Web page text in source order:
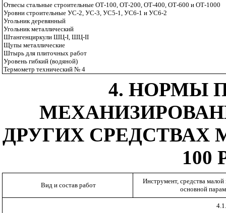
Отвесы стальные строительные ОТ-100, ОТ-200, ОТ-400, ОТ-600 и ОТ-1000
Уровни строительные УС-2, УС-3, УС5-1, УС6-1 и УС6-2
Угольник деревянный
Угольник металлический
Штангенциркули ШЦ-I, ШЦ-II
Щупы металлические
Штырь для плиточных работ
Уровень гибкий (водяной)
Термометр технический № 4
4. НОРМЫ
ДРУГИХ
100
Вид и состав работ
Инструмент, средства
основной